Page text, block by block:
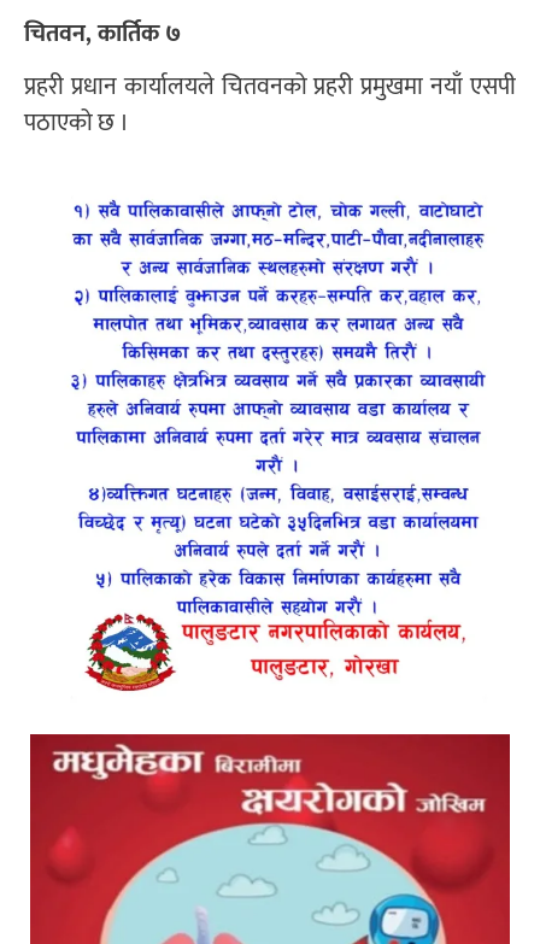
चितवन, कार्तिक ७
प्रहरी प्रधान कार्यालयले चितवनको प्रहरी प्रमुखमा नयाँ एसपी
पठाएको छ ।